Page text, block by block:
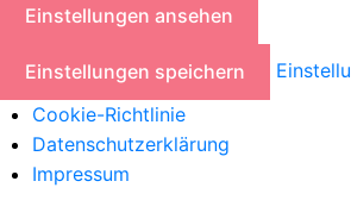
Einstellungen ansehen
Einstellungen speichern
Cookie-Richtlinie
Datenschutzerklärung
Impressum